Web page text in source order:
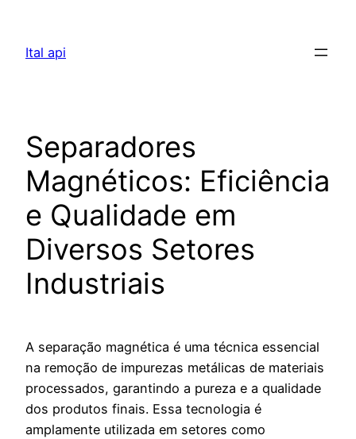
Ital api
Separadores
Magnéticos: Eficiência
e Qualidade em
Diversos Setores
Industriais
A separação magnética é uma técnica essencial
na remoção de impurezas metálicas de materiais
processados, garantindo a pureza e a qualidade
dos produtos finais. Essa tecnologia é
amplamente utilizada em setores como